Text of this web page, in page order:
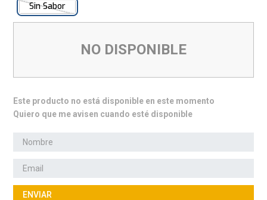
Sin Sabor
NO DISPONIBLE
Este producto no está disponible en este momento
Quiero que me avisen cuando esté disponible
ENVIAR